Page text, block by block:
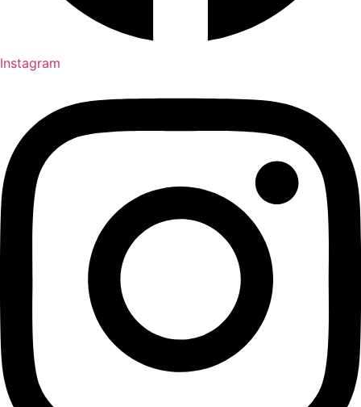
Instagram